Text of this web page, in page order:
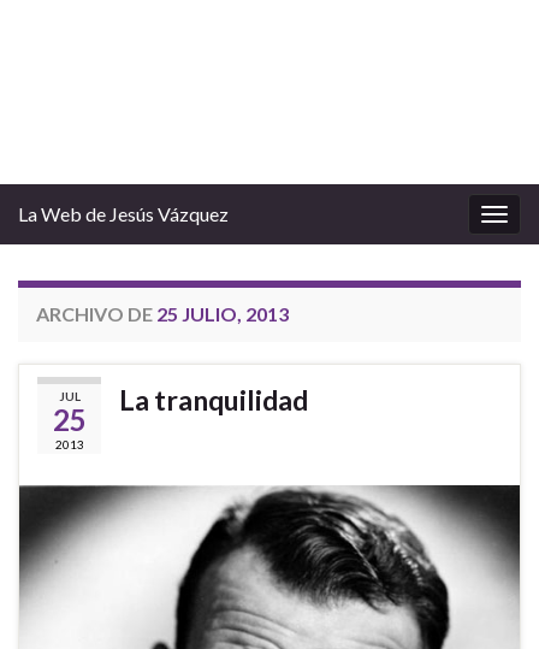
la
La Web de Jesús Vázquez
ARCHIVO DE 25 JULIO, 2013
JUL
25
2013
La tranquilidad